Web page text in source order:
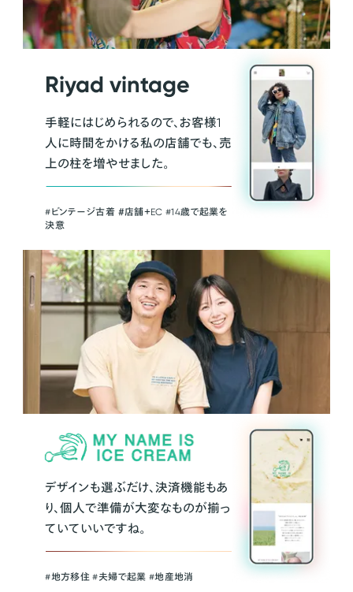
Riyad vintage
手軽にはじめられるので、お客様1
人に時間をかける私の店舗でも、売
上の柱を増やせました。
#ビンテージ古着 ＃店舗＋EC #14歳で起業を
決意
デザインも選ぶだけ、決済機能もあ
り、個人で準備が大変なものが揃っ
ていていいですね。
#地方移住 #夫婦で起業 #地産地消